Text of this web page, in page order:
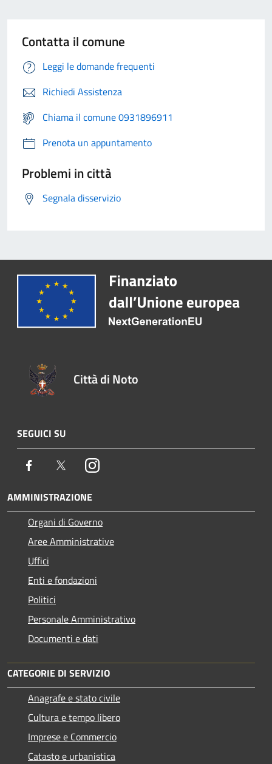
Contatta il comune
Leggi le domande frequenti
Richiedi Assistenza
Chiama il comune 0931896911
Prenota un appuntamento
Problemi in città
Segnala disservizio
Città di Noto
SEGUICI SU
Facebook TwitterInstagram
AMMINISTRAZIONE
Organi di Governo
Aree Amministrative
Uffici
Enti e fondazioni
Politici
Personale Amministrativo
Documenti e dati
CATEGORIE DI SERVIZIO
Anagrafe e stato civile
Cultura e tempo libero
Imprese e Commercio
Catasto e urbanistica